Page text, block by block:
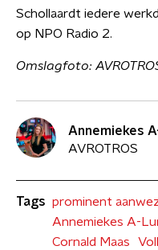
Schollaardt iedere
op NPO Radio 2.
Omslagfoto:
Annemiekes
AVROTROS
Tags prominent
Annemiekes A-
Cornald Maas